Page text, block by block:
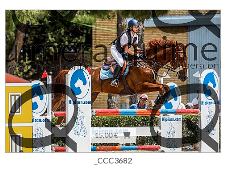
15,00 €
_CCC3682